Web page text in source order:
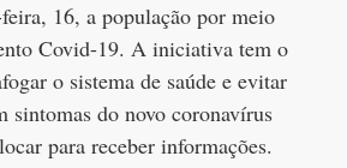
16, a população por meio
Covid-19. A iniciativa tem o
o sistema de saúde e evitar
sintomas do novo coronavírus
para receber informações.